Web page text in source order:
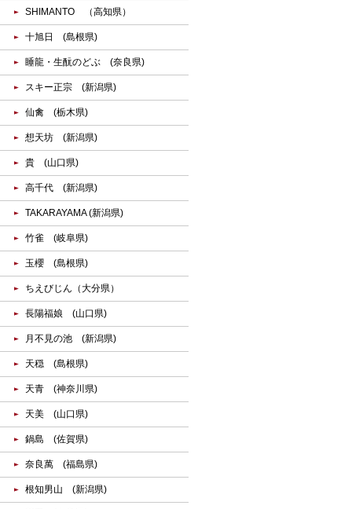
SHIMANTO （高知県）
十旭日 (島根県)
睡龍・生酛のどぶ (奈良県)
スキー正宗 (新潟県)
仙禽 (栃木県)
想天坊 (新潟県)
貴 (山口県)
高千代 (新潟県)
TAKARAYAMA (新潟県)
竹雀 (岐阜県)
玉櫻 (島根県)
ちえびじん（大分県）
長陽福娘 (山口県)
月不見の池 (新潟県)
天穏 (島根県)
天青 (神奈川県)
天美 (山口県)
鍋島 (佐賀県)
奈良萬 (福島県)
根知男山 (新潟県)